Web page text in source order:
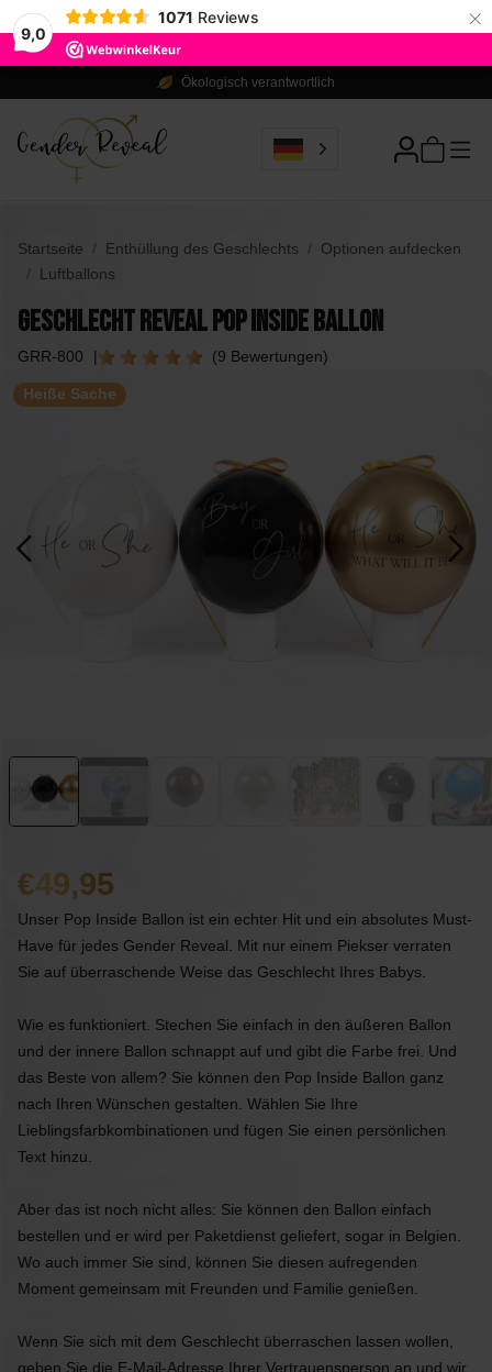
9,0
1071 Reviews ×
Ökologisch verantwortlich
Startseite Enthüllung des Geschlechts
Optionen aufdecken
Luftballons
Geschlecht Reveal Pop Inside Ballon
GRR-800 (9 Bewertungen)
Heiße Sache
49,95
Unser Pop Inside Ballon ist ein echter Hit und ein absolutes Must-
Have für jedes Gender Reveal. Mit nur einem Piekser verraten
Sie auf überraschende Weise das Geschlecht Ihres Babys.
Wie es funktioniert. Stechen Sie einfach in den äußeren Ballon
und der innere Ballon schnappt auf und gibt die Farbe frei. Und
das Beste von allem? Sie können den Pop Inside Ballon ganz
nach Ihren Wünschen gestalten. Wählen Sie Ihre
Lieblingsfarbkombinationen und fügen Sie einen persönlichen
Text hinzu.
Aber das ist noch nicht alles: Sie können den Ballon einfach
bestellen und er wird per Paketdienst geliefert, sogar in Belgien.
Wo auch immer Sie sind, können Sie diesen aufregenden
Moment gemeinsam mit Freunden und Familie genießen.
Wenn Sie sich mit dem Geschlecht überraschen lassen wollen,
geben Sie die E-Mail-Adresse Ihrer Vertrauensperson an und wir